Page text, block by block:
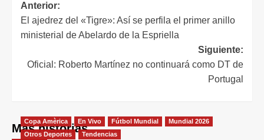
Anterior:
El ajedrez del «Tigre»: Así se perfila el primer anillo
ministerial de Abelardo de la Espriella
Siguiente:
Oficial: Roberto Martínez no continuará como DT de
Portugal
Más historias
Copa Amèrica En Vivo Fútbol Mundial
Mundial 2026
Otros Deportes
Tendencias